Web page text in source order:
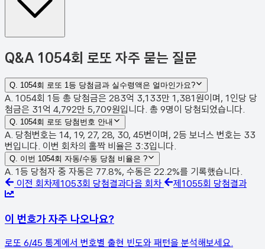
Q&A 1054회 로또 자주 묻는 질문
Q. 1054회 로또 1등 당첨금과 실수령액은 얼마인가요?
A. 1054회 1등 총 당첨금은 283억 3,133만 1,381원이며, 1인당 당
첨금은 31억 4,792만 5,709원입니다. 총 9명이 당첨되었습니다.
Q. 1054회 로또 당첨번호 안내
A. 당첨번호는 14, 19, 27, 28, 30, 45번이며, 2등 보너스 번호는 33
번입니다. 이번 회차의 홀짝 비율은 3:3입니다.
Q. 이번 1054회 자동/수동 당첨 비율은 ?
A. 1등 당첨자 중 자동은 77.8%, 수동은 22.2%를 기록했습니다.
이전 회차제 1053회 당첨결과다음 회차 제 1055회 당첨결과
이 번호가 자주 나오나요?
로또 6/45 통계에서 번호별 출현 빈도와 패턴을 분석해보세요.